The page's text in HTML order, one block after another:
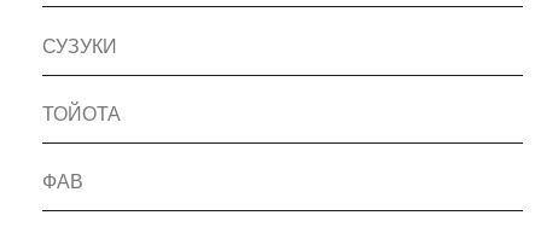
СУЗУКИ
ТОЙОТА
ФАВ